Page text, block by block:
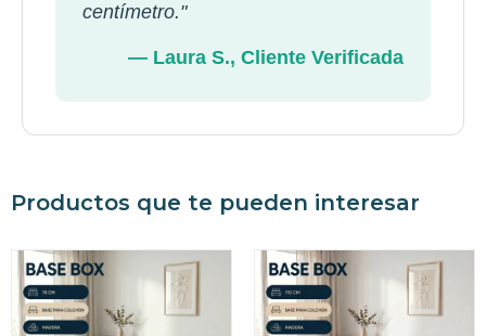
centímetro."
— Laura S., Cliente Verificada
Productos que te pueden interesar